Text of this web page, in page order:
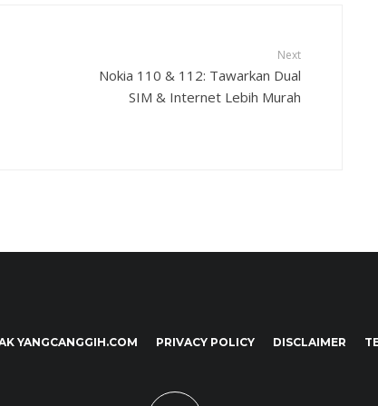
Next
Nokia 110 & 112: Tawarkan Dual
SIM & Internet Lebih Murah
YANGCANGGIH.COM PRIVACY POLICY DISCLAIMER